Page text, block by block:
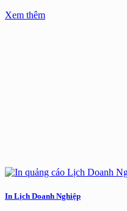
Xem thêm
In Lịch Doanh Nghiệp